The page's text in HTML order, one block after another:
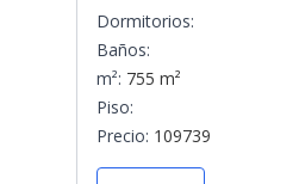
Dormitorios:
Baños:
m²: 755 m²
Piso:
Precio: 109739